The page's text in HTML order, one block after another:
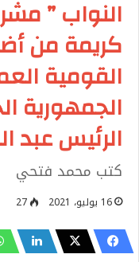
النواب ”
كريمة من
القومية
الجمهورية
الرئيس عبد
كتب محمد فتحي
16 يوليو، 2021 27